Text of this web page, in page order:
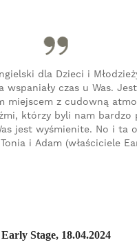
dla Dzieci i
wspaniały czas u Was.
miejscem z cudowną
którzy byli nam bardzo
jest wyśmienite. No i ta
i Adam (właściciele
Early Stage, 18.04.2024